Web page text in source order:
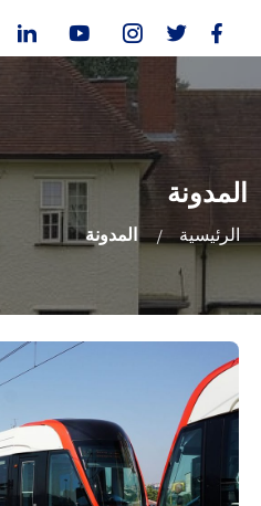
المدونة
الرئيسية المدونة